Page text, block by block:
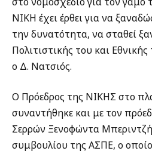
ΝΙΚΗ έχει έρθει για να
την δυνατότητα, να σταθεί
Πολιτιστικής του και
ο Δ. Νατσιός.
Ο Πρόεδρος της ΝΙΚΗΣ στο
συναντήθηκε και με τον
Σερρών Ξενοφώντα
συμβουλίου της ΑΣΠΕ, ο